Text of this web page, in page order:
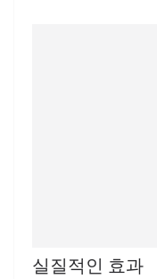
실질적인 효과